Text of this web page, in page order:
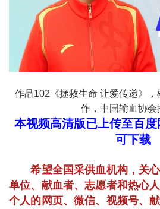
作品102《拯救生命 让爱传递》，
作，中国输血协会
本视频高清版已上传至百
可下载
希望全国采供血机构，关心
单位、献血者、志愿者和热心
个人的网页、微信、视频号、